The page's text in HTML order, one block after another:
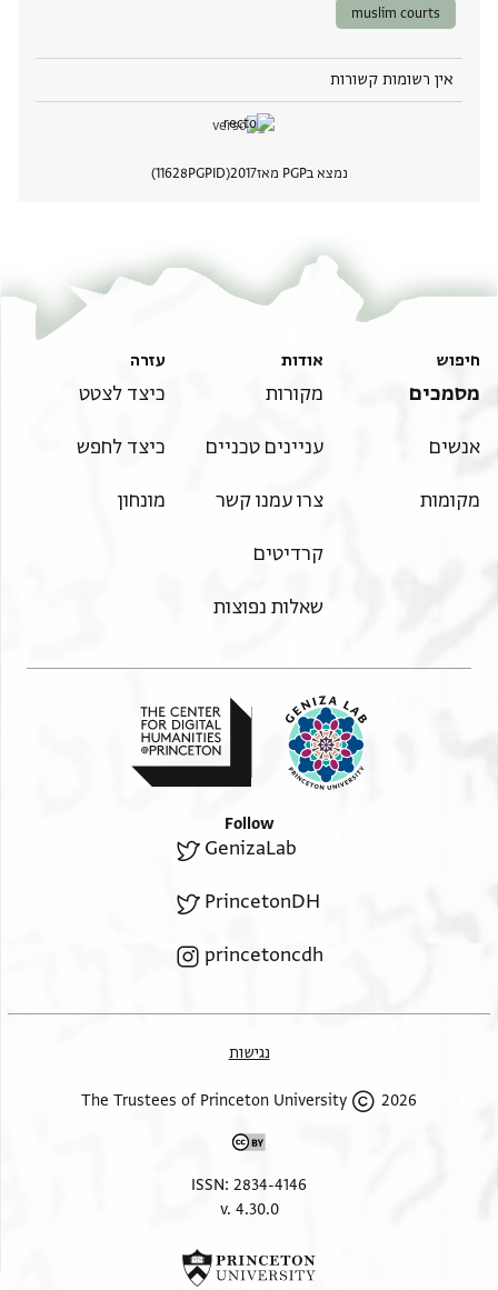
muslim courts
אין רשומות קשורות
נמצא בPGP מאז 2017
PGPID
11628
חיפוש
מסמכים
אנשים
מקומות
אודות
מקורות
עניינים טכניים
צרו עמנו קשר
קרדיטים
שאלות נפוצות
עזרה
כיצד לצטט
כיצד לחפש
מונחון
Follow
GenizaLab
PrincetonDH
princetoncdh
נגישות
2026 The Trustees of Princeton University
ISSN: 2834-4146
v. 4.30.0